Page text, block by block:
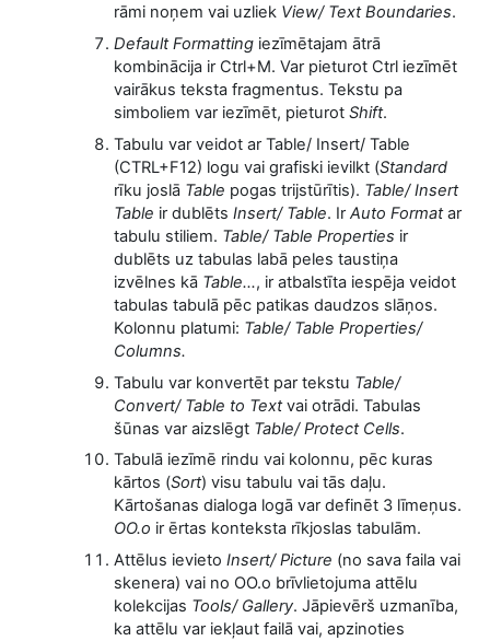
rāmi noņem vai uzliek View/ Text Boundaries.
Default Formatting iezīmētajam ātrā
kombinācija ir Ctrl+M. Var pieturot Ctrl iezīmēt
vairākus teksta fragmentus. Tekstu pa
simboliem var iezīmēt, pieturot Shift.
Tabulu var veidot ar Table/ Insert/ Table
(CTRL+F12) logu vai grafiski ievilkt (Standard
rīku joslā Table pogas trijstūrītis). Table/ Insert
Table ir dublēts Insert/ Table. IrAuto Formatar
tabulu stiliem. Table/ Table Properties ir
dublēts uz tabulas labā peles taustiņa
izvēlnes kā Table..., ir atbalstīta iespēja veidot
tabulas tabulā pēc patikas daudzos slāņos.
Kolonnu platumi: Table/ Table Properties/
Columns.
Tabulu var konvertēt par tekstu Table/
Convert/ Table to Textvai otrādi. Tabulas
šūnas var aizslēgt Table/ Protect Cells.
Tabulā iezīmē rindu vai kolonnu, pēc kuras
kārtos (Sort) visu tabulu vai tās daļu.
Kārtošanas dialoga logā var definēt 3 līmeņus.
OO.o ir ērtas konteksta rīkjoslas tabulām.
Attēlus ievieto Insert/ Picture (no sava faila vai
skenera) vai no OO.o brīvlietojuma attēlu
kolekcijas Tools/ Gallery. Jāpievērš uzmanība,
ka attēlu var iekļaut failā vai, apzinoties